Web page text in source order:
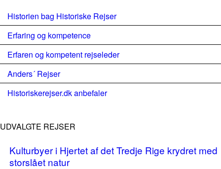
Historien bag Historiske Rejser
Erfaring og kompetence
Erfaren og kompetent rejseleder
Anders´ Rejser
Historiskerejser.dk anbefaler
UDVALGTE REJSER
Kulturbyer i Hjertet af det Tredje Rige krydret med
storslået natur